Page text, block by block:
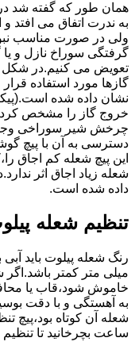
همان طور که گفته شد
به ندرت اتفاق می افتد
ولی در صورت مناسب
گرفتگی سوراخ نازل و یا
تعویض می کنیم.در شکل
گازها مورد استفاده
نشان داده شده
خروج گاز را مشخص
چرخش شیر سوراخی
دسترسی به آن با پیچ
این پیچ شعله کم اجاق
شعله زیاد اجاق اثر
داده شده است.
تنظیم شعله
میلی متر کمتر باشد.اگر
خاموش شود،قاب یا
به آهستگی و با دقت
شعله آن کوتاه بود،پیچ
ساعت بچرخانید تا